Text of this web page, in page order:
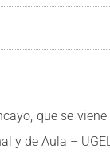
que se
y de Aula –